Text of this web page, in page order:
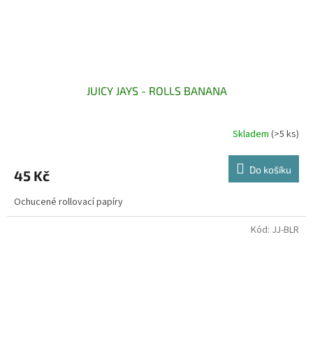
JUICY JAYS - ROLLS BANANA
Skladem (>5 ks)
45 Kč Do košíku
Ochucené rollovací papíry
Kód: JJ-BLR